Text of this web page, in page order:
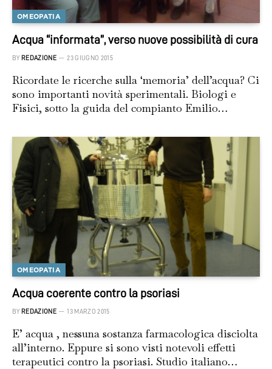
OMEOPATIA
Acqua “informata”, verso nuove possibilità di cura
BY REDAZIONE 23 GIUGNO 2015
Ricordate le ricerche sulla ‘memoria’ dell’acqua? Ci
sono importanti novità sperimentali. Biologi e
Fisici, sotto la guida del compianto Emilio…
OMEOPATIA
Acqua coerente contro la psoriasi
BY REDAZIONE 13 MARZO 2015
E’ acqua , nessuna sostanza farmacologica disciolta
all’interno. Eppure si sono visti notevoli effetti
terapeutici contro la psoriasi. Studio italiano…